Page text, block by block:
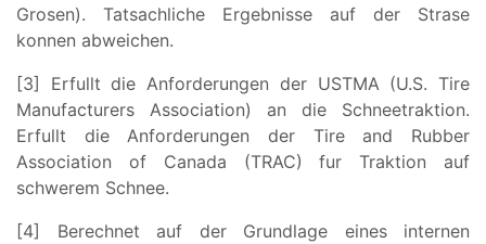
Grosen). Tatsachliche Ergebnisse auf der Strase
konnen abweichen.
[3] Erfullt die Anforderungen der USTMA (U.S. Tire
Manufacturers Association) an die Schneetraktion.
Erfullt die Anforderungen der Tire and Rubber
Association of Canada (TRAC) fur Traktion auf
schwerem Schnee.
[4] Berechnet auf der Grundlage eines internen